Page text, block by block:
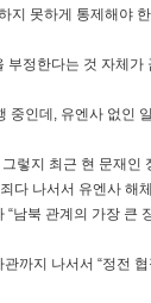
지 못하게 통제해야
부정한다는 것 자체
중인데, 유엔사 없인
렇지 최근 현 문재
다 나서서 유엔사 해
남북 관계의 가장 큰
까지 나서서 “정전